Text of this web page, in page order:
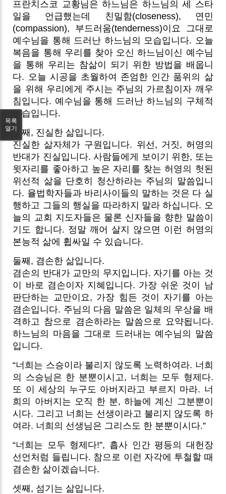
프란치스코 교황님은 하느님은 하느님의 세 스타
일을 언급했는데 친밀함(closeness), 연민
(compassion), 부드러움(tenderness)이요 그대로
예수님을 통해 드러난 하느님의 모습입니다. 오늘
복음을 통해 우리를 찾아 오신 하느님이신 예수님
을 통해 우리는 참삶이 되기 위한 방법을 배웁니
다. 오늘 시공을 초월하여 존엄한 인간 품위의 삶
을 위해 우리에게 주시는 주님의 가르침이자 깨우
침입니다. 예수님을 통해 드러난 하느님의 구체적
모습입니다.
첫째, 진실한 삶입니다.
진실한 삶자체가 구원입니다. 위선, 거짓, 허영의
반대가 진실입니다. 사람들에게 보이기 위한, 또는
윗자리를 좋아하고 높은 자리를 찾는 허영의 헛된
위선적 삶을 단호히 청산하라는 주님의 말씀입니
다. 율법학자들과 바리사이들의 말하는 것은 다 실
행하고 그들의 행실을 따라하지 말라 하십니다. 오
늘의 교회 지도자들은 물론 신자들을 향한 말씀이
기도 합니다. 정말 깨어 살지 않으면 이런 허영의
본능적 삶에 휩싸일 수 있습니다.
둘째, 겸손한 삶입니다.
겸손의 반대가 교만의 무지입니다. 자기를 아는 것
이 바로 겸손이자 지혜입니다. 가장 쉬운 것이 남
판단하는 교만이요, 가장 힘든 것이 자기를 아는
겸손입니다. 주님의 다음 말씀은 일체의 우상을 배
격하고 참으로 겸손하라는 말씀으로 요약됩니다.
하느님의 마음을 그대로 드러내는 예수님의 말씀
입니다.
“너희는 스승이라 불리지 않도록 노력하여라. 너희
의 스승님은 한 분뿐이시고, 너희는 모두 형제다.
또 이 세상의 누구도 아버지라고 부르지 마라. 너
희의 아버지는 오직 한 분, 하늘에 계신 그분뿐이
시다. 그리고 너희는 선생이라고 불리지 않도록 하
여라. 너희의 선생님은 그리스도 한 분뿐이시다.”
“너희는 모두 형제다!”, 흡사 인간 평등의 대헌장
선언처럼 들립니다. 참으로 이런 자각에 투철할 때
겸손한 삶이겠습니다.
셋째, 섬기는 삶입니다.
목록
열기